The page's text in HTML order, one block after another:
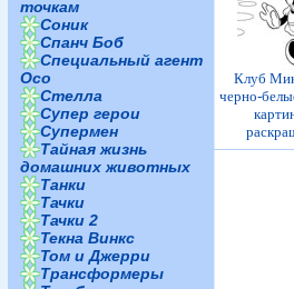
точкам
Соник
Спанч Боб
Специальный агент
Осо
Стелла
Супер герои
Супермен
Тайная жизнь
домашних животных
Танки
Тачки
Тачки 2
Текна Винкс
Том и Джерри
Трансформеры
Клуб
черно-